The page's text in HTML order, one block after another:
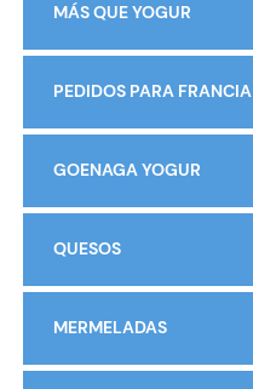
MÁS QUE YOGUR
PEDIDOS PARA FRANCIA
GOENAGA YOGUR
QUESOS
MERMELADAS